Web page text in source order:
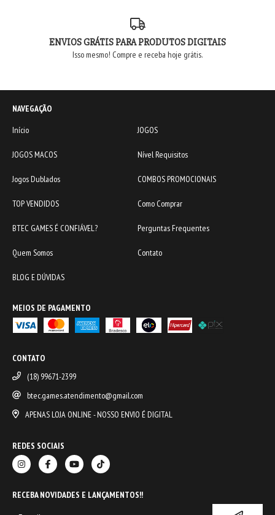
ENVIOS GRÁTIS PARA PRODUTOS DIGITAIS
Isso mesmo! Compre e receba hoje grátis.
NAVEGAÇÃO
Início
JOGOS
JOGOS MACOS Nível Requisitos
Jogos Dublados COMBOS PROMOCIONAIS
TOP VENDIDOS Como Comprar
BTEC GAMES É CONFIÁVEL? Perguntas Frequentes
Quem Somos Contato
BLOG E DÚVIDAS
MEIOS DE PAGAMENTO
CONTATO
(18) 99671-2399
btec.games.atendimento@gmail.com
APENAS LOJA ONLINE - NOSSO ENVIO É DIGITAL
REDES SOCIAIS
RECEBA NOVIDADES E LANÇAMENTOS!!